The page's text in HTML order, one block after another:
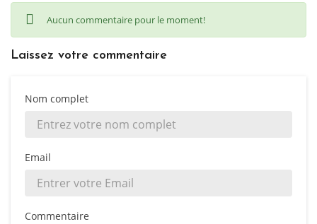
Aucun commentaire pour le moment!
Laissez votre commentaire
Nom complet
Email
Commentaire